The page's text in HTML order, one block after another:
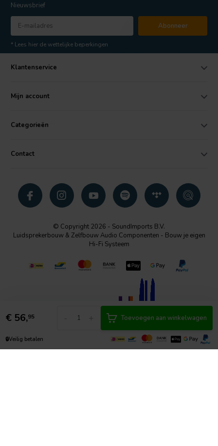
€ 56,95 Toevoegen aan winkelwagen
🔒Veilig betalen
Nieuwsbrief
Abonneer
* Lees hier de wettelijke beperkingen
Klantenservice
Mijn account
Categorieën
Contact
© Copyright 2026 - SoundImports B.V.
Luidsprekerbouw & Zelfbouw Audio Componenten - Bouw je eigen
Hi-Fi Systeem